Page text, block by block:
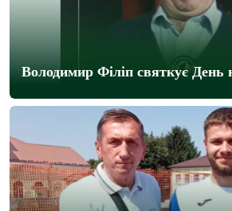
Володимир Філіп святкує День